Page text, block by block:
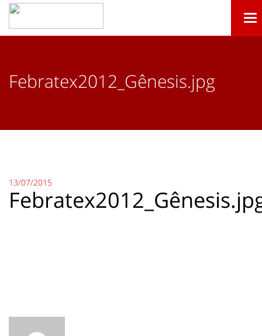
Febratex2012_Gênesis.jpg
13/07/2015